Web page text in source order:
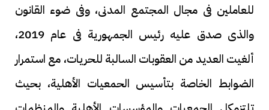
للعاملين فى مجال المجتمع المدنى، وفى ضوء القانون
والذى صدق عليه رئيس الجمهورية فى عام 2019،
ألغيت العديد من العقوبات السالبة للحريات، مع استمرار
الضوابط الخاصة بتأسيس الحمعيات الأهلية، بحيث